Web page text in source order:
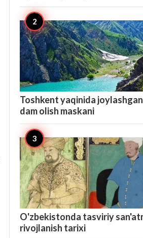
Toshkent yaqinida
dam olish maskani
O'zbekistonda tasviriy
rivojlanish tarixi